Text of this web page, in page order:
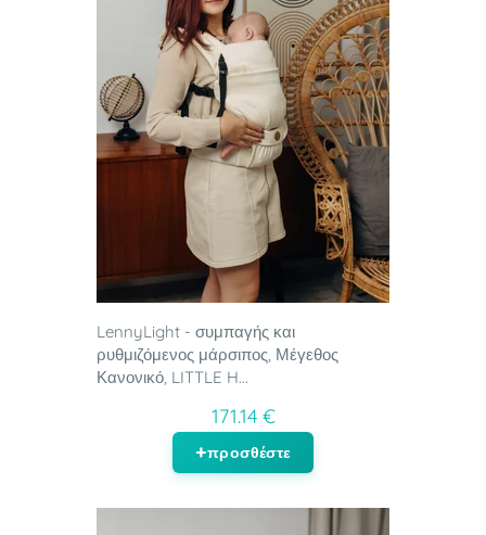
LennyLight - συμπαγής και
ρυθμιζόμενος μάρσιπος, Μέγεθος
Κανονικό, LITTLE H...
171.14 €
προσθέστε